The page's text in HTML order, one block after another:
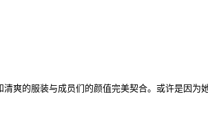
清爽的服装与成员们的颜值完美契合。或许是因